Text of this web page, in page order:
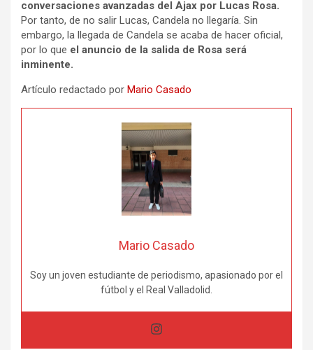
conversaciones avanzadas del Ajax por Lucas Rosa.
Por tanto, de no salir Lucas, Candela no llegaría. Sin
embargo, la llegada de Candela se acaba de hacer oficial,
por lo que el anuncio de la salida de Rosa será
inminente.
Artículo redactado por Mario Casado
Mario Casado
Soy un joven estudiante de periodismo, apasionado por el
fútbol y el Real Valladolid.